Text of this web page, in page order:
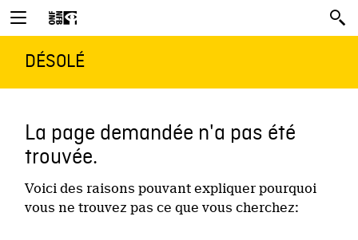
DÉSOLÉ
La page demandée n'a pas été
trouvée.
Voici des raisons pouvant expliquer pourquoi
vous ne trouvez pas ce que vous cherchez: